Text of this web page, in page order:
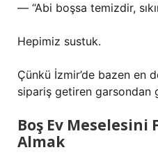
— “Abi boşsa temizdir,
Hepimiz sustuk.
Çünkü İzmir’de bazen en
sipariş getiren garsondan
Boş Ev Meselesini
Almak